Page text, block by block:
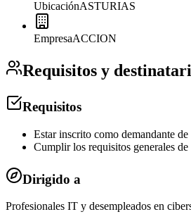
UbicaciónASTURIAS
EmpresaACCION
Requisitos y
Requisitos
Estar inscrito como demandante
Cumplir los requisitos generales
Dirigido a
Profesionales IT y desempleados en